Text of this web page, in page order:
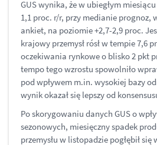
GUS wynika, że w ubiegłym
1,1 proc. r/r, przy medianie prognoz,
ankiet, na poziomie +2,7-2,9 proc.
krajowy przemysł rósł w tempie 7,6
oczekiwania rynkowe o blisko 2 pkt
tempo tego wzrostu spowolniło
pod wpływem m.in. wysokiej bazy
wynik okazał się lepszy od
Po skorygowaniu danych GUS o
sezonowych, miesięczny spadek
przemysłu w listopadzie pogłębił się